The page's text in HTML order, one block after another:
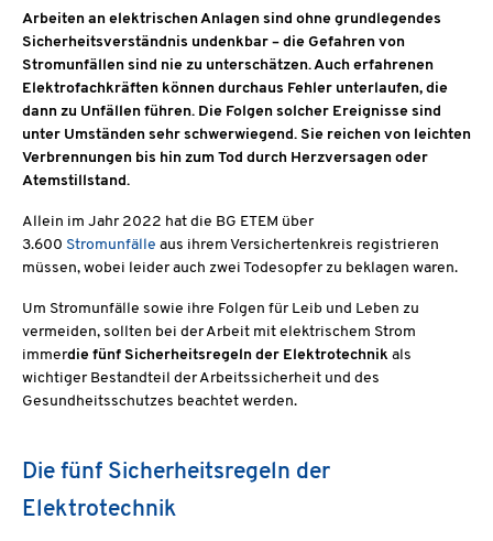
Arbeiten an elektrischen Anlagen sind ohne grundlegendes
Sicherheitsverständnis undenkbar – die Gefahren von
Stromunfällen sind nie zu unterschätzen. Auch erfahrenen
Elektrofachkräften können durchaus Fehler unterlaufen, die
dann zu Unfällen führen. Die Folgen solcher Ereignisse sind
unter Umständen sehr schwerwiegend. Sie reichen von leichten
Verbrennungen bis hin zum Tod durch Herzversagen oder
Atemstillstand.
Allein im Jahr 2022 hat die BG ETEM über
3.600 Stromunfälle aus ihrem Versichertenkreis registrieren
müssen, wobei leider auch zwei Todesopfer zu beklagen waren.
Um Stromunfälle sowie ihre Folgen für Leib und Leben zu
vermeiden, sollten bei der Arbeit mit elektrischem Strom
immerdie fünf Sicherheitsregeln der Elektrotechnik als
wichtiger Bestandteil der Arbeitssicherheit und des
Gesundheitsschutzes beachtet werden.
Die fünf Sicherheitsregeln der
Elektrotechnik